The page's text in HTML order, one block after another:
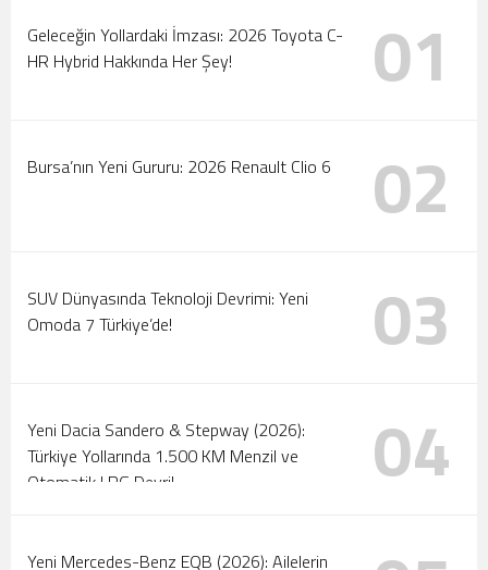
Şampiyonası Başlıyor!
Geleceğin Yollardaki İmzası: 2026 Toyota C-
HR Hybrid Hakkında Her Şey!
01
Bursa’nın Yeni Gururu: 2026 Renault Clio 6 02
SUV Dünyasında Teknoloji Devrimi: Yeni
Omoda 7 Türkiye’de!
03
Yeni Dacia Sandero & Stepway (2026):
Türkiye Yollarında 1.500 KM Menzil ve
Otomatik LPG Devri!
04
Yeni Mercedes-Benz EQB (2026): Ailelerin